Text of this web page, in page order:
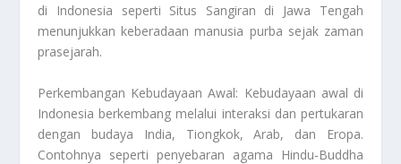
di Indonesia seperti Situs Sangiran di Jawa Tengah
menunjukkan keberadaan manusia purba sejak zaman
prasejarah.
Perkembangan Kebudayaan Awal: Kebudayaan awal di
Indonesia berkembang melalui interaksi dan pertukaran
dengan budaya India, Tiongkok, Arab, dan Eropa.
Contohnya seperti penyebaran agama Hindu-Buddha